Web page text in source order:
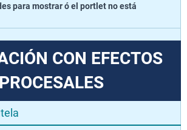
para mostrar ó el portlet no está
CON EFECTOS
PROCESALES